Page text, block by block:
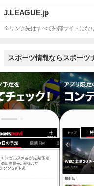
J.LEAGUE.jp
※リンク先はすべて外部サイトにな
スポーツ情報ならスポーツ